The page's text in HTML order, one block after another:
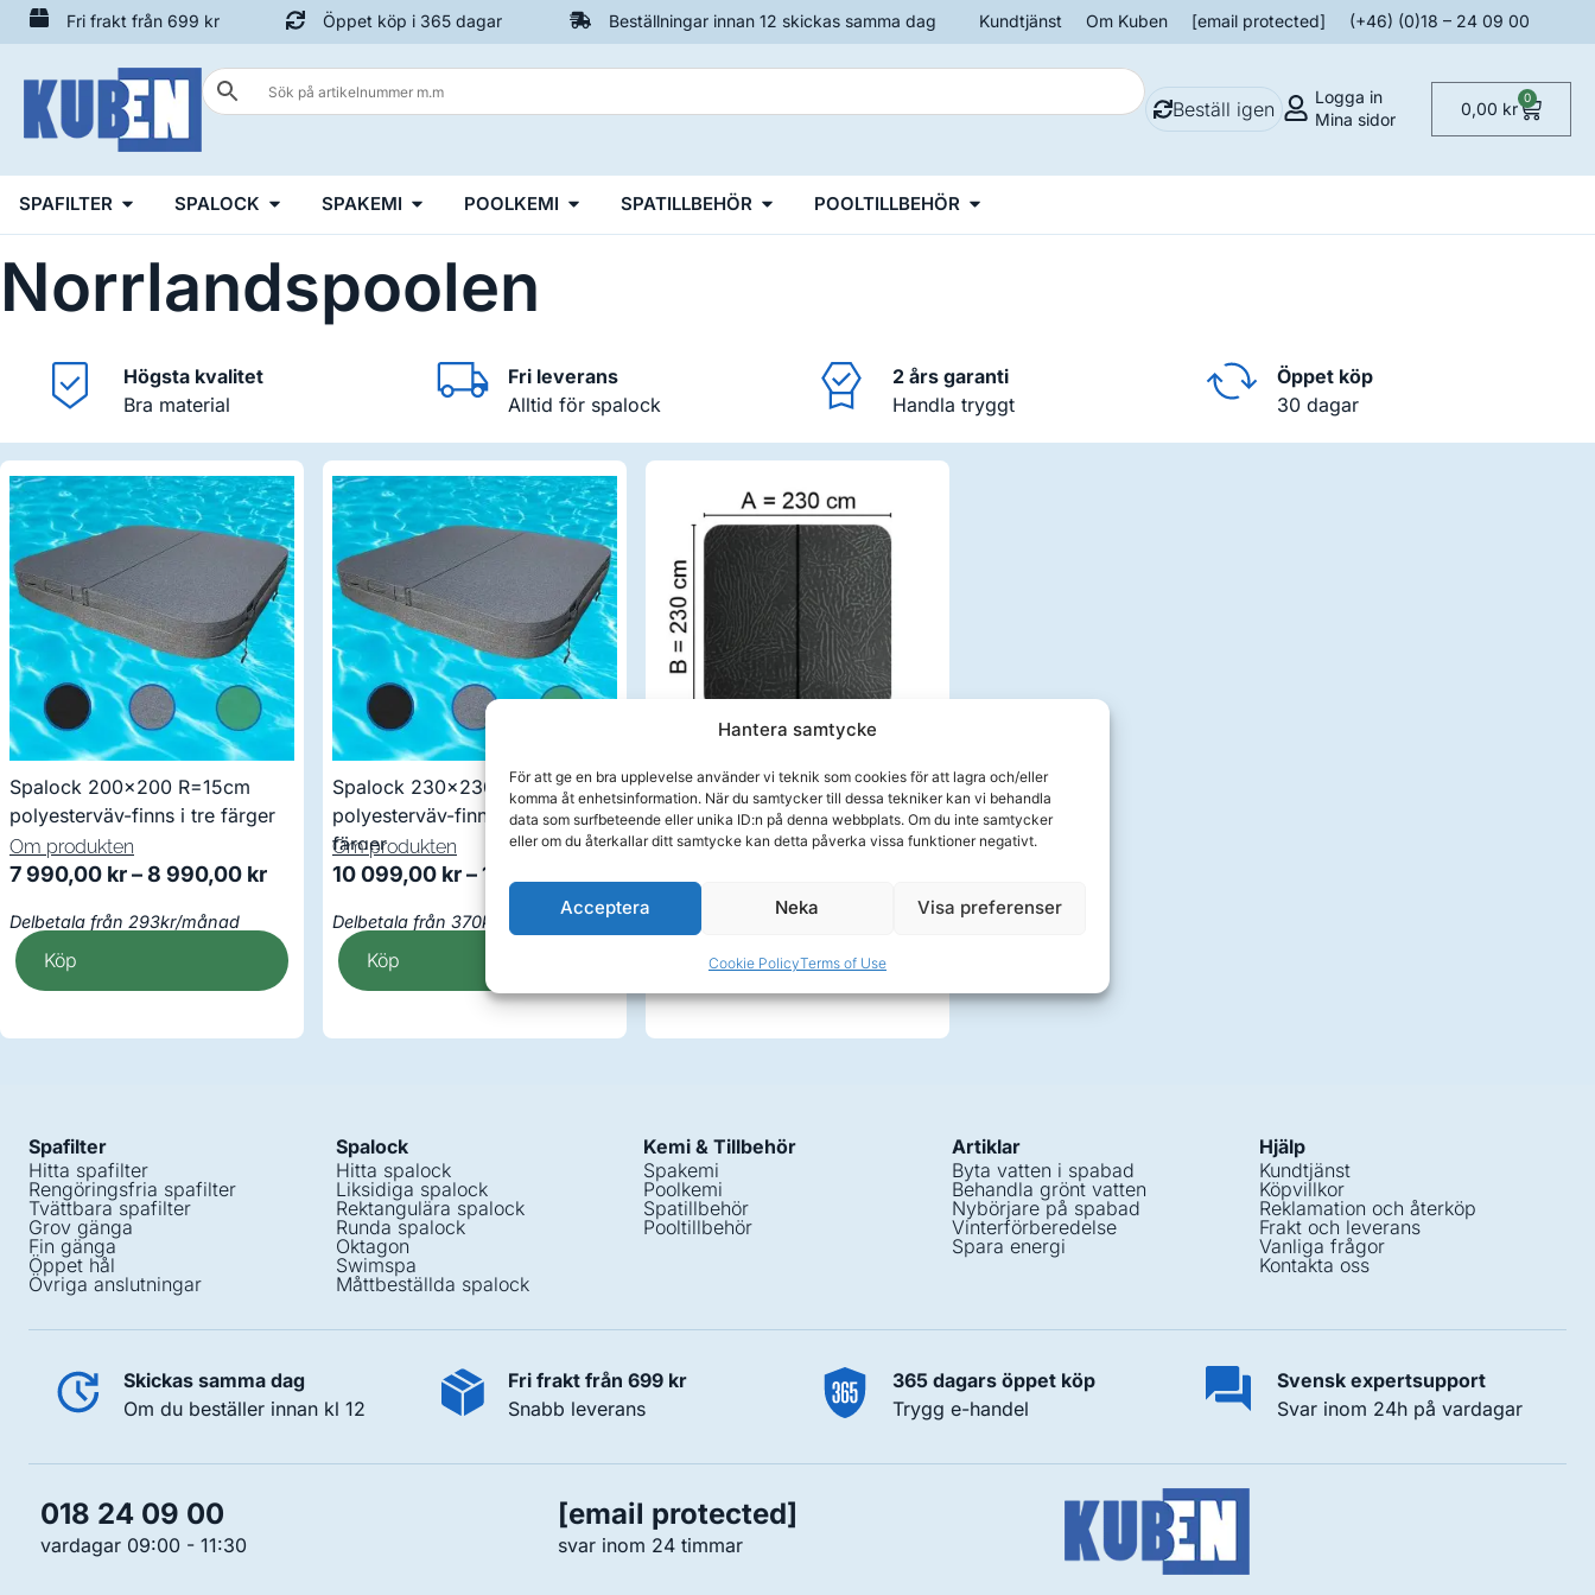
Hantera samtycke
För att ge en bra upplevelse använder vi teknik som cookies för att lagra och/eller
komma åt enhetsinformation. När du samtycker till dessa tekniker kan vi behandla
data som surfbeteende eller unika ID:n på denna webbplats. Om du inte samtycker
eller om du återkallar ditt samtycke kan detta påverka vissa funktioner negativt.
Acceptera Neka Visa preferenser
Cookie PolicyTerms of Use
Fri frakt från 699 kr Öppet köp i 365 dagar Beställningar innan 12 skickas samma dag Kundtjänst Om Kuben [email protected] (+46) (0)18 – 24 09 00
Beställ igen
Logga in
Mina sidor
0,00 kr
0
SPAFILTER SPALOCK SPAKEMI POOLKEMI SPATILLBEHÖR POOLTILLBEHÖR
Norrlandspoolen
Högsta kvalitet
Bra material
Fri leverans
Alltid för spalock
2 års garanti
Handla tryggt
Öppet köp
30 dagar
Spalock 200×200 R=15cm
polyesterväv-finns i tre färger
Om produkten
7 990,00 kr–8 990,00 kr
Delbetala från 293kr/månad
Köp
Spalock 230×230 R=15cm,
polyesterväv-finns i 3 olika
färger
Om produkten
10 099,00 kr–10 599,00
Delbetala från 370kr/månad
Köp
Spalock Denform m.fl. 230 x
230 R=15 cm Grått
Om produkten
Delbetala från 352kr/månad
Köp
Spafilter
Hitta spafilter
Rengöringsfria spafilter
Tvättbara spafilter
Grov gänga
Fin gänga
Öppet hål
Övriga anslutningar
Spalock
Hitta spalock
Liksidiga spalock
Rektangulära spalock
Runda spalock
Oktagon
Swimspa
Måttbeställda spalock
Kemi & Tillbehör
Spakemi
Poolkemi
Spatillbehör
Pooltillbehör
Artiklar
Byta vatten i spabad
Behandla grönt vatten
Nybörjare på spabad
Vinterförberedelse
Spara energi
Hjälp
Kundtjänst
Köpvillkor
Reklamation och återköp
Frakt och leverans
Vanliga frågor
Kontakta oss
Skickas samma dag
Om du beställer innan kl 12
Fri frakt från 699 kr
Snabb leverans
365 dagars öppet köp
Trygg e-handel
Svensk expertsupport
Svar inom 24h på vardagar
018 24 09 00
vardagar 09:00 - 11:30
[email protected]
svar inom 24 timmar